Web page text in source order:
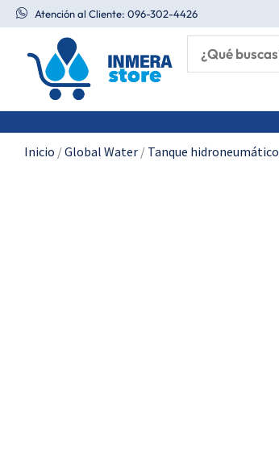
al
contenido
Atención al Cliente: 096-302-4426
Inicio /Global Water / Tanque hidroneumático